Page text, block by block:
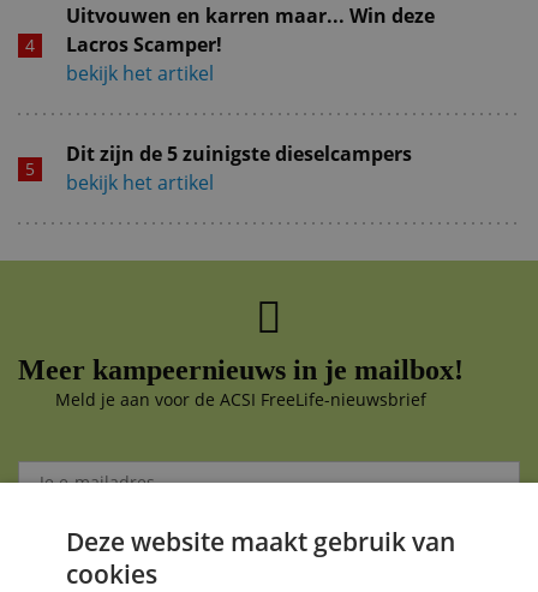
Uitvouwen en karren maar... Win deze
Lacros Scamper!
bekijk het artikel
Dit zijn de 5 zuinigste dieselcampers
bekijk het artikel
Meer kampeernieuws in je mailbox!
Meld je aan voor de ACSI FreeLife-nieuwsbrief
Aanmelden
Je gegevens zijn veilig en worden niet gedeeld met anderen
Deze website maakt gebruik van
cookies